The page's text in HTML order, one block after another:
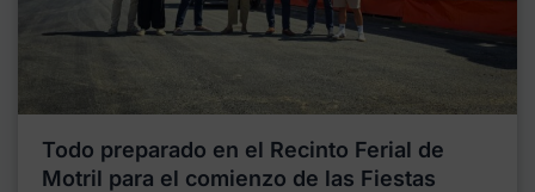
Todo preparado en el Recinto Ferial de
Motril para el comienzo de las Fiestas